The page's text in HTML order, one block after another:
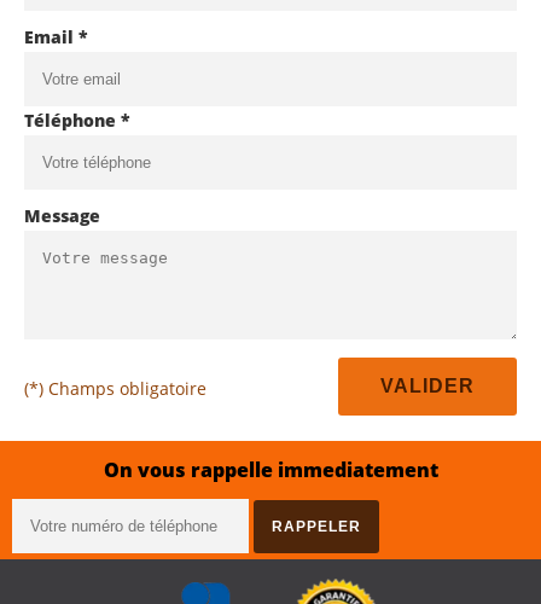
Email *
Téléphone *
Message
(*) Champs obligatoire
On vous rappelle immediatement